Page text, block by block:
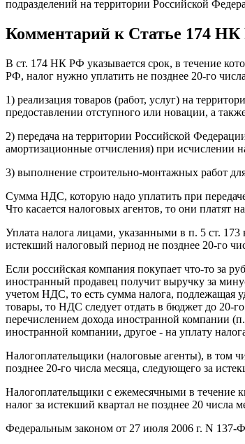
подразделений на территории Российской
Комментарий к Статье 174
В ст. 174 НК РФ указывается срок, в течение
РФ, налог нужно уплатить не позднее 20-го
1) реализация товаров (работ, услуг) на
предоставлении отступного или новации, а
2) передача на территории Российской
амортизационные отчисления) при исчислении
3) выполнение строительно-монтажных работ
Сумма НДС, которую надо уплатить при
Что касается налоговых агентов, то они платят
Уплата налога лицами, указанными в п. 5 ст. 173
истекший налоговый период не позднее 20-го
Если российская компания покупает что-то за
иностранный продавец получит выручку за
учетом НДС, то есть сумма налога, подлежащая
товары, то НДС следует отдать в бюджет до 20-
перечислением дохода иностранной компании
иностранной компании, другое - на уплату
Налогоплательщики (налоговые агенты), в том
позднее 20-го числа месяца, следующего за
Налогоплательщики с ежемесячными в течение
налог за истекший квартал не позднее 20
Федеральным законом от 27 июля 2006 г. N 137-